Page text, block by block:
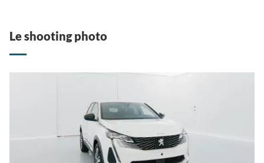
Le shooting photo